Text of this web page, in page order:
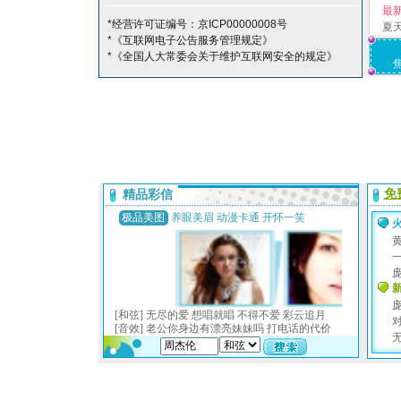
*经营许可证编号：京ICP00000008号
*《互联网电子公告服务管理规定》
*《全国人大常委会关于维护互联网安全的规定》
最
夏